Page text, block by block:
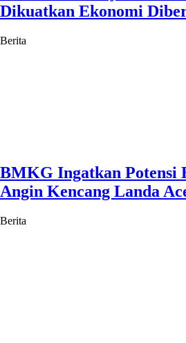
Dikuatkan Ekonomi
Berita
BMKG Ingatkan Potensi
Angin Kencang Landa
Berita